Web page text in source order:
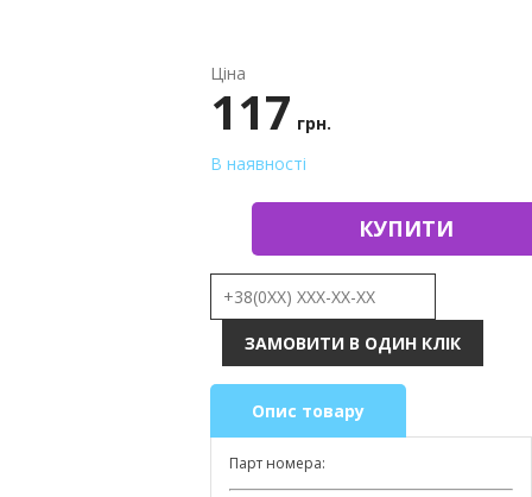
Ціна
117 грн.
В наявності
КУПИТИ
Опис товару
Парт номера: